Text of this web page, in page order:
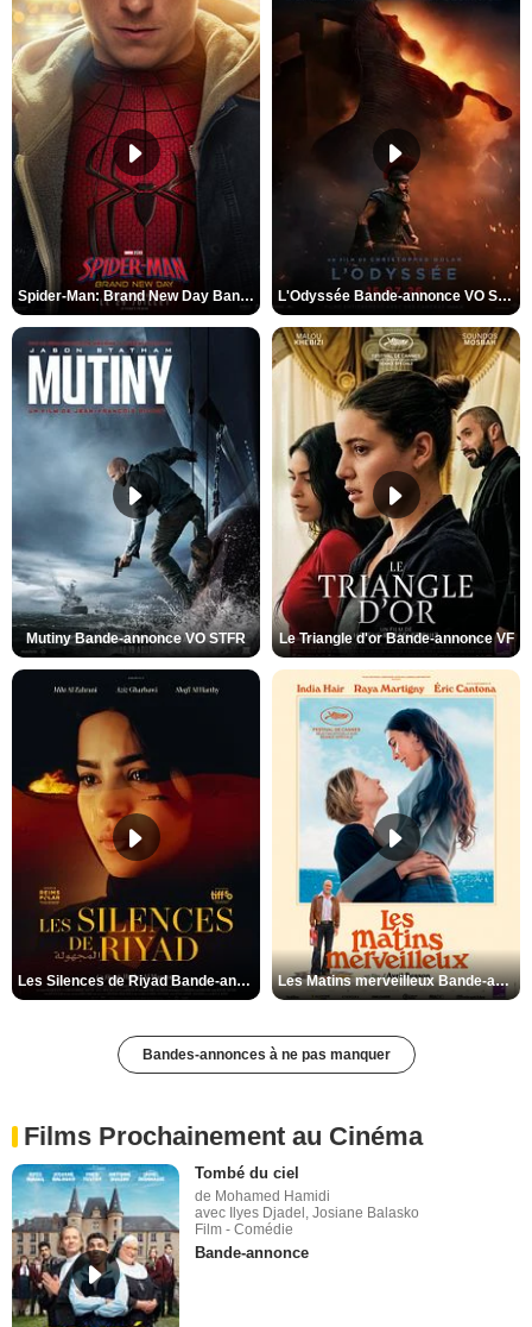
Spider-Man: Brand New Day Bande-annonce VO STFR L'Odyssée Bande-annonce VO STFR
Mutiny Bande-annonce VO STFR Le Triangle d'or Bande-annonce VF
Les Silences de Riyad Bande-annonce VO STFR Les Matins merveilleux Bande-annonce VF
Bandes-annonces à ne pas manquer
Films Prochainement au Cinéma
Tombé du ciel
de Mohamed Hamidi
avec Ilyes Djadel, Josiane Balasko
Film - Comédie
Bande-annonce